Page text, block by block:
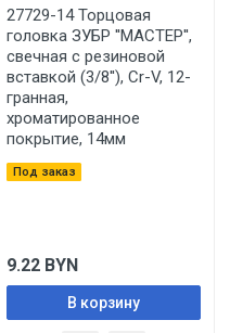
27729-14 Торцовая
головка ЗУБР ''МАСТЕР'',
свечная с резиновой
вставкой (3/8''), Cr-V, 12-
гранная,
хроматированное
покрытие, 14мм
Под заказ
9.22 BYN
В корзину